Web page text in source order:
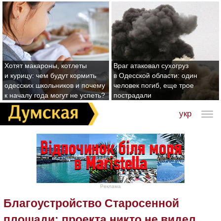
Хотят макароны, котлеты
и курицу: чем будут кормить
одесских школьников и почему
к началу года могут не успеть?
Враг атаковал сухогруз
в Одесской области: один
человек погиб, еще трое
пострадали
укр
Реклама
Благоустройство Старосенной